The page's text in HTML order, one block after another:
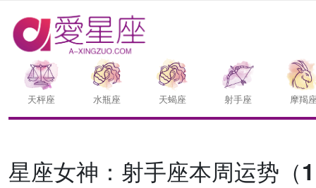
天枰座 水瓶座 天蝎座 射手座 摩羯
星座女神：射手座本周运势（